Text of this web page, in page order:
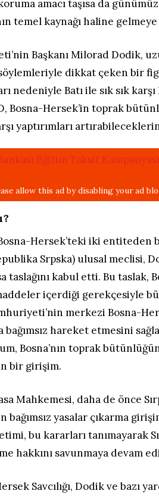
amacı taşısa da
temel kaynağı haline gelmeye
Başkanı Milorad Dodik,
dikkat çeken bir
nedeniyle Batı ile sık sık
Bosna-Hersek’in toprak
yaptırımları
Hersek’teki iki entiteden
Srpska) ulusal meclisi,
taslağını kabul etti. Bu taslak,
içerdiği gerekçesiyle
merkezi Bosna-
hareket etmesini
Bosna’nın toprak
bir girişim.
Mahkemesi, daha de önce
yasalar çıkarma
bu kararları tanımayarak
hakkını savunmaya devam
Savcılığı, Dodik ve bazı